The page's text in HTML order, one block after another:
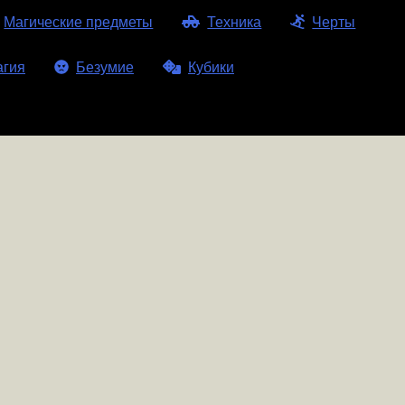
Магические предметы Техника Черты
Безумие Кубики